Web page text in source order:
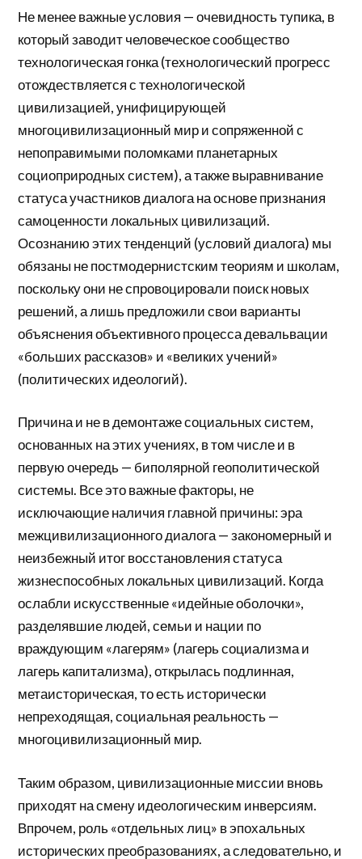
Не менее важные условия — очевидность тупика, в
который заводит человеческое сообщество
технологическая гонка (технологический прогресс
отождествляется с технологической
цивилизацией, унифицирующей
многоцивилизационный мир и сопряженной с
непоправимыми поломками планетарных
социоприродных систем), а также выравнивание
статуса участников диалога на основе признания
самоценности локальных цивилизаций.
Осознанию этих тенденций (условий диалога) мы
обязаны не постмодернистским теориям и школам,
поскольку они не спровоцировали поиск новых
решений, а лишь предложили свои варианты
объяснения объективного процесса девальвации
«больших рассказов» и «великих учений»
(политических идеологий).
Причина и не в демонтаже социальных систем,
основанных на этих учениях, в том числе и в
первую очередь — биполярной геополитической
системы. Все это важные факторы, не
исключающие наличия главной причины: эра
межцивилизационного диалога — закономерный и
неизбежный итог восстановления статуса
жизнеспособных локальных цивилизаций. Когда
ослабли искусственные «идейные оболочки»,
разделявшие людей, семьи и нации по
враждующим «лагерям» (лагерь социализма и
лагерь капитализма), открылась подлинная,
метаисторическая, то есть исторически
непреходящая, социальная реальность —
многоцивилизационный мир.
Таким образом, цивилизационные миссии вновь
приходят на смену идеологическим инверсиям.
Впрочем, роль «отдельных лиц» в эпохальных
исторических преобразованиях, а следовательно, и